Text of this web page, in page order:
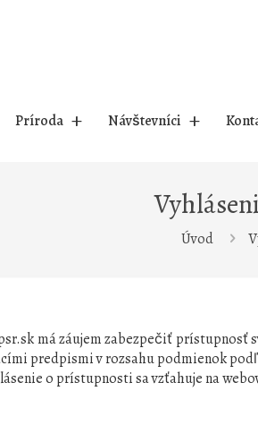
Príroda Návštevníci
Úvod
má záujem zabezpečiť prístupnosť
predpismi v rozsahu podmienok
o prístupnosti sa vzťahuje na